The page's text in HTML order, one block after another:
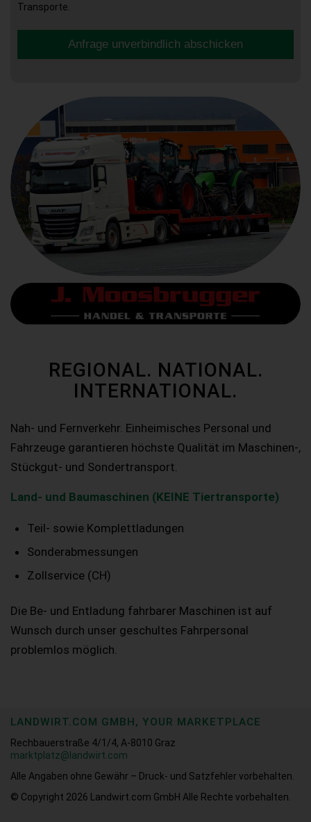
Transporte.
Anfrage unverbindlich abschicken
REGIONAL. NATIONAL.
INTERNATIONAL.
Nah- und Fernverkehr. Einheimisches Personal und
Fahrzeuge garantieren höchste Qualität im Maschinen-,
Stückgut- und Sondertransport.
Land- und Baumaschinen (KEINE Tiertransporte)
Teil- sowie Komplettladungen
Sonderabmessungen
Zollservice (CH)
Die Be- und Entladung fahrbarer Maschinen ist auf
Wunsch durch unser geschultes Fahrpersonal
problemlos möglich.
LANDWIRT.COM GMBH, YOUR MARKETPLACE
Rechbauerstraße 4/1/4, A-8010 Graz
marktplatz@landwirt.com
Alle Angaben ohne Gewähr – Druck- und Satzfehler vorbehalten.
© Copyright 2026
Landwirt.com GmbH Alle Rechte vorbehalten.